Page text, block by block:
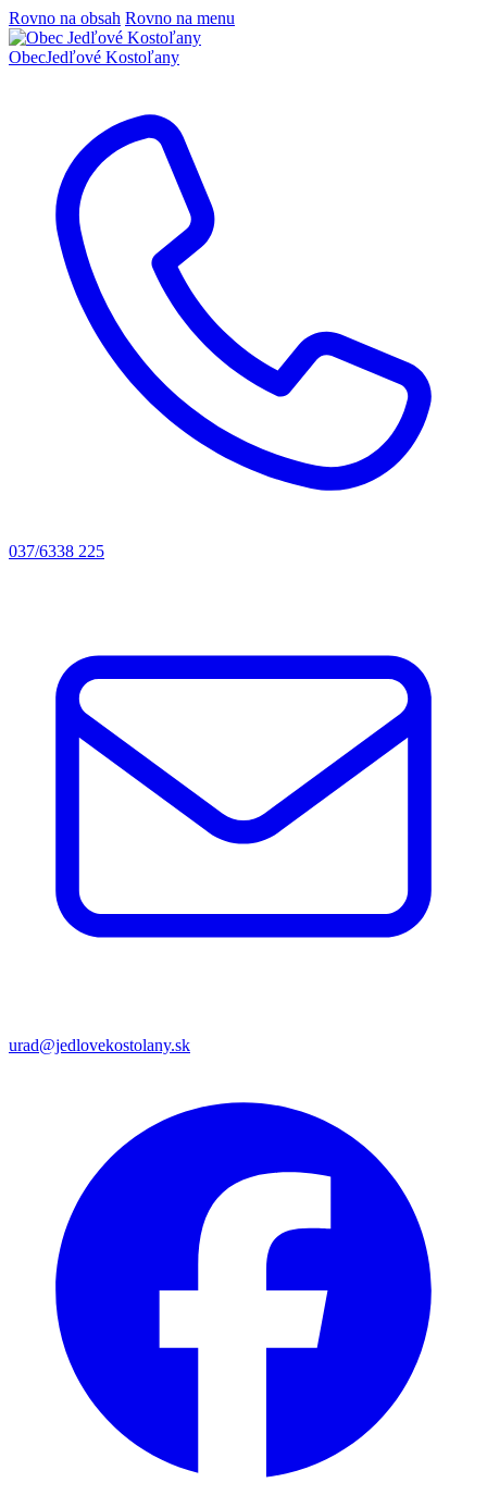
Rovno na obsah Rovno na menu
ObecJedľové Kostoľany
037/6338 225
urad@jedlovekostolany.sk